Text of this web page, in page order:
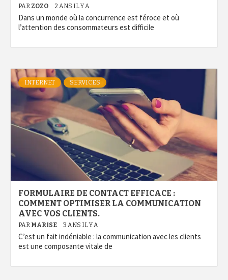
PAR ZOZO 2 ANS IL Y A
Dans un monde où la concurrence est féroce et où
l’attention des consommateurs est difficile
INTERNET SERVICES
FORMULAIRE DE CONTACT EFFICACE :
COMMENT OPTIMISER LA COMMUNICATION
AVEC VOS CLIENTS.
PAR MARISE 3 ANS IL Y A
C’est un fait indéniable : la communication avec les clients
est une composante vitale de